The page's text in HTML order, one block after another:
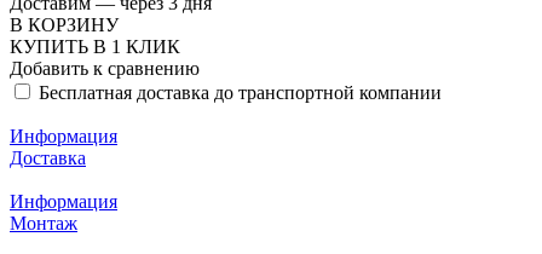
В КОРЗИНУ
КУПИТЬ В 1 КЛИК
Добавить к сравнению
Бесплатная доставка до транспортной компании
Информация
Доставка
Информация
Монтаж